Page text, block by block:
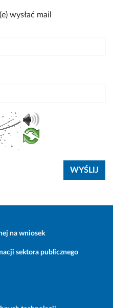
wysłać mail
na wniosek
sektora publicznego